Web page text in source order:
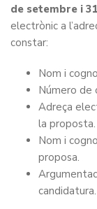
de setembre i
electrònic a
constar:
Nom i
Número de
Adreça
la proposta.
Nom i
proposa.
candidatura.